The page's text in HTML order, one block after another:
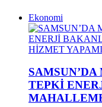
Ekonomi
TEPKİ